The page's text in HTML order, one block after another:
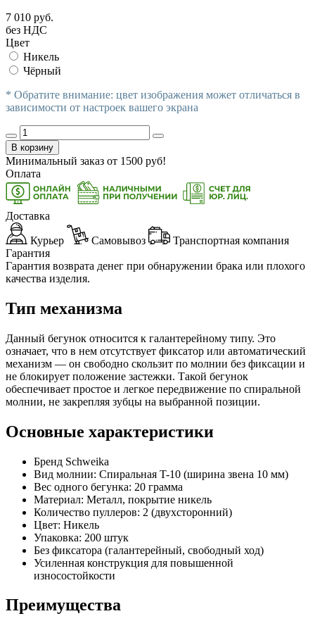
7 010 руб.
без НДС
Цвет
Никель
Чёрный
* Обратите внимание: цвет изображения может отличаться в
зависимости от настроек вашего экрана
В корзину
Минимальный заказ от 1500 руб!
Оплата
Доставка
Курьер Самовывоз
Транспортная компания
Гарантия
Гарантия возврата денег при обнаружении брака или плохого
качества изделия.
Тип механизма
Данный бегунок относится к галантерейному типу. Это
означает, что в нем отсутствует фиксатор или автоматический
механизм — он свободно скользит по молнии без фиксации и
не блокирует положение застежки. Такой бегунок
обеспечивает простое и легкое передвижение по спиральной
молнии, не закрепляя зубцы на выбранной позиции.
Основные характеристики
Бренд Schweika
Вид молнии: Спиральная T-10 (ширина звена 10 мм)
Вес одного бегунка: 20 грамма
Материал: Металл, покрытие никель
Количество пуллеров: 2 (двухсторонний)
Цвет: Никель
Упаковка: 200 штук
Без фиксатора (галантерейный, свободный ход)
Усиленная конструкция для повышенной
износостойкости
Преимущества